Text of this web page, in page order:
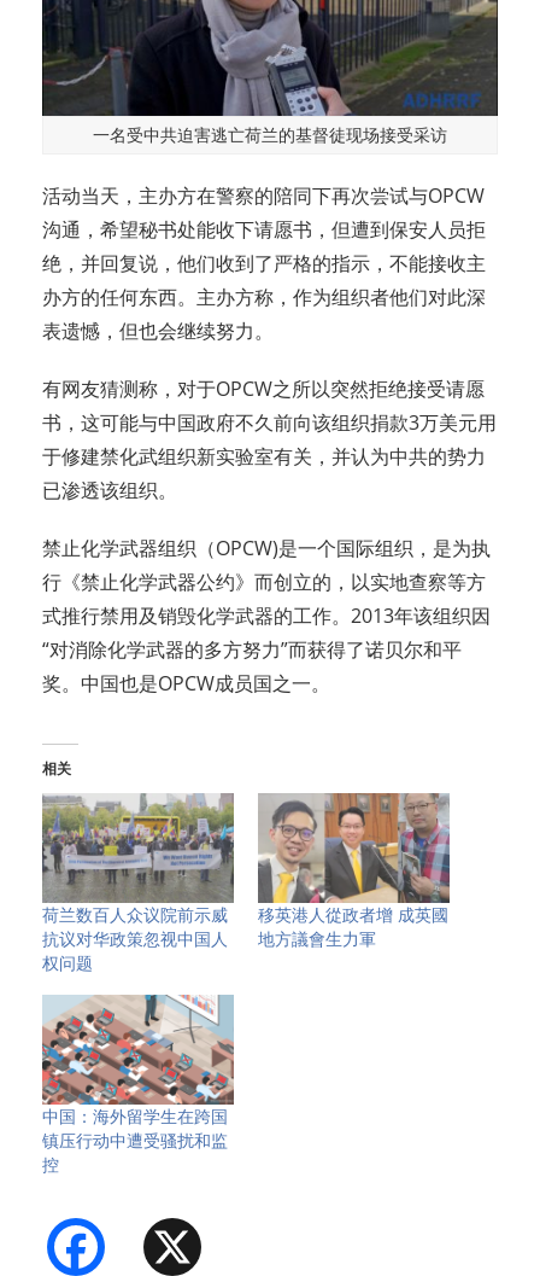
一名受中共迫害逃亡荷兰的基督徒现场接受采访
活动当天，主办方在警察的陪同下再次尝试与OPCW
沟通，希望秘书处能收下请愿书，但遭到保安人员拒
绝，并回复说，他们收到了严格的指示，不能接收主
办方的任何东西。主办方称，作为组织者他们对此深
表遗憾，但也会继续努力。
有网友猜测称，对于OPCW之所以突然拒绝接受请愿
书，这可能与中国政府不久前向该组织捐款3万美元用
于修建禁化武组织新实验室有关，并认为中共的势力
已渗透该组织。
禁止化学武器组织（OPCW)是一个国际组织，是为执
行《禁止化学武器公约》而创立的，以实地查察等方
式推行禁用及销毁化学武器的工作。2013年该组织因
“对消除化学武器的多方努力”而获得了诺贝尔和平
奖。中国也是OPCW成员国之一。
相关
荷兰数百人众议院前示威
抗议对华政策忽视中国人
权问题
移英港人從政者增 成英國
地方議會生力軍
中国：海外留学生在跨国
镇压行动中遭受骚扰和监
控
Facebook